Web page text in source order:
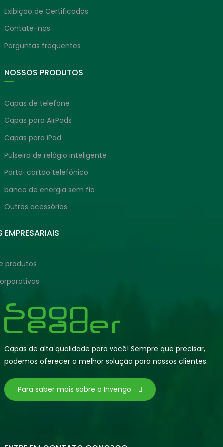
Exibição de Certificados
Contate-nos
Perguntas frequentes
NOSSOS PRODUTOS
Capas de telefone
Capas para AirPods
Capas para iPad
Pulseira de relógio inteligente
Porta-cartão telefônico
banco de energia sem fio
Outros acessórios
produtos
Capas de alta qualidade para você! Sempre que precisar,
podemos oferecer a melhor solução para nossos clientes.
Para saber mais sobre o Invengo